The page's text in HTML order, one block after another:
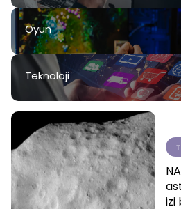
Oyun
Teknoloji
izi